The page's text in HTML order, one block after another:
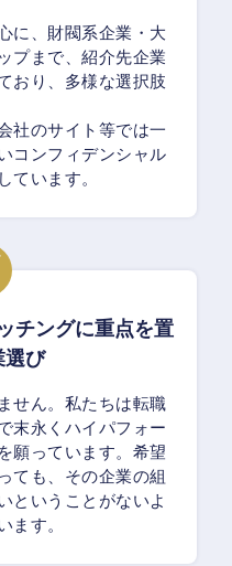
に、財閥系企業・大
プまで、紹介先企業
おり、多様な選択肢
社のサイト等では一
コンフィデンシャル
ています。
チングに重点を置
選び
せん。私たちは転職
末永くハイパフォー
願っています。希望
ても、その企業の組
ということがないよ
ます。